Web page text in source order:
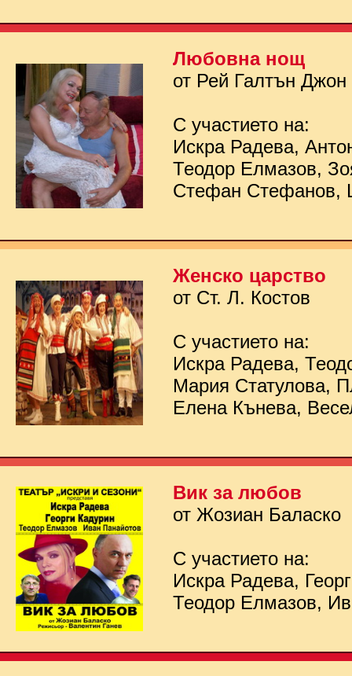
Любовна нощ
от Рей Галтън Джон
С участието на:
Искра Радева,
Теодор Елмазов,
Стефан Стефанов,
Женско царство
от Ст. Л. Костов
С участието на:
Искра Радева,
Мария Статулова,
Елена Кънева,
Вик за любов
от Жозиан Баласко
С участието на:
Искра Радева,
Теодор Елмазов,